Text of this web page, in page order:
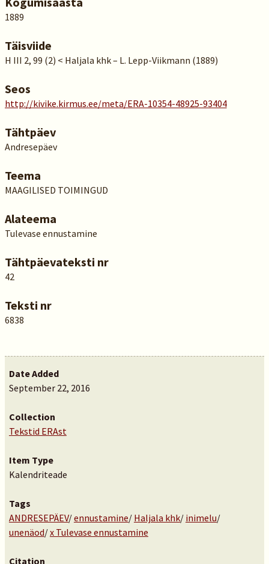
1889
Täisviide
H III 2, 99 (2) < Haljala khk – L. Lepp-Viikmann (1889)
Seos
http://kivike.kirmus.ee/meta/ERA-10354-48925-93404
Tähtpäev
Andresepäev
Teema
MAAGILISED TOIMINGUD
Alateema
Tulevase ennustamine
Tähtpäevateksti nr
42
Teksti nr
6838
Date Added
September 22, 2016
Collection
Tekstid ERAst
Item Type
Kalendriteade
Tags
ANDRESEPÄEV/ennustamine/ Haljala khk/ inimelu/
unenäod/x Tulevase ennustamine
Citation